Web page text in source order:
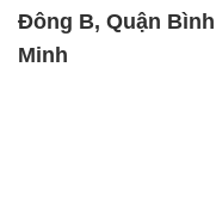
Đông B, Quận
Minh